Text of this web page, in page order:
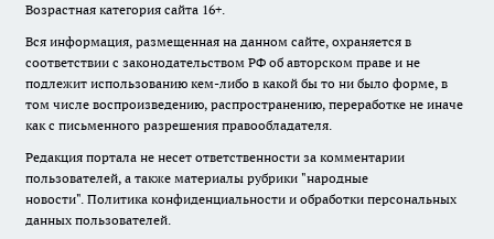
Возрастная категория сайта 16+.
Вся информация, размещенная на данном сайте, охраняется в
соответствии с законодательством РФ об авторском праве и не
подлежит использованию кем-либо в какой бы то ни было форме, в
том числе воспроизведению, распространению, переработке не иначе
как с письменного разрешения правообладателя.
Редакция портала не несет ответственности за комментарии
пользователей, а также материалы рубрики "народные
новости". Политика конфиденциальности и обработки персональных
данных пользователей.